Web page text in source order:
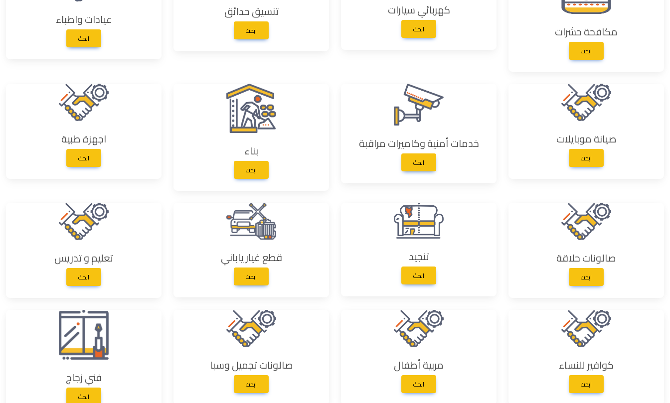
مكافحة حشرات
ابحث
كهربائي سيارات
ابحث
تنسيق حدائق
ابحث
عيادات واطباء
ابحث
صيانة موبايلات
ابحث
خدمات أمنية وكاميرات مراقبة
ابحث
بناء
ابحث
اجهزة طبية
ابحث
صالونات حلاقة
ابحث
تنجيد
ابحث
قطع غيار ياباني
ابحث
تعليم و تدريس
ابحث
كوافير للنساء
ابحث
مربية أطفال
ابحث
صالونات تجميل وسبا
ابحث فني زجاج
ابحث